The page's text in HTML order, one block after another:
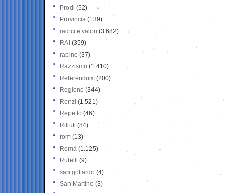
Prodi (52)
Provincia (139)
radici e valori (3.682)
RAI (359)
rapine (37)
Razzismo (1.410)
Referendum (200)
Regione (344)
Renzi (1.521)
Repetto (46)
Rifiuti (84)
rom (13)
Roma (1.125)
Rutelli (9)
san gottardo (4)
San Martino (3)